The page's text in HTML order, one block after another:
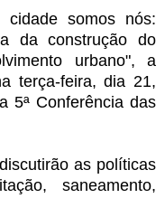
somos nós:
da construção do
urbano", a
terça-feira, dia 21,
5ª Conferência das
as políticas
saneamento,